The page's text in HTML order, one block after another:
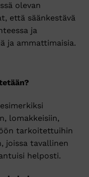
olevan
että säänkestävä
ja
ja ammattimaisia.
lomakkeisiin,
tarkoitettuihin
joissa tavallinen
helposti.